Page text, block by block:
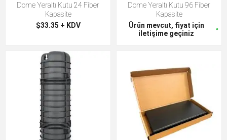
Dome Yeraltı Kutu 24 Fiber
Kapasite
$33.35 + KDV
Dome Yeraltı Kutu 96 Fiber
Kapasite
Ürün mevcut, fiyat için
iletişime geçiniz